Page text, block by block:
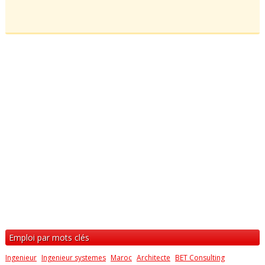
Emploi par mots clés
Ingenieur Ingenieur systemes Maroc Architecte BET Consulting